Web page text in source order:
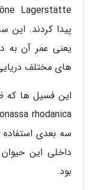
یعنی عمر آن به
های مختلف
این فسیل ها که
سه بعدی استفاده
داخلی این
بود.